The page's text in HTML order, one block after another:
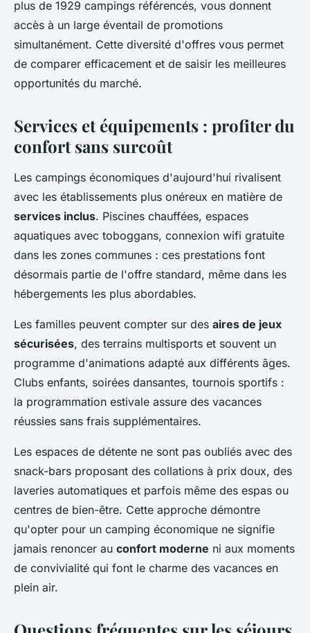
plus de 1929 campings référencés, vous donnent
accès à un large éventail de promotions
simultanément. Cette diversité d'offres vous permet
de comparer efficacement et de saisir les meilleures
opportunités du marché.
Services et équipements : profiter du
confort sans surcoût
Les campings économiques d'aujourd'hui rivalisent
avec les établissements plus onéreux en matière de
services inclus. Piscines chauffées, espaces
aquatiques avec toboggans, connexion wifi gratuite
dans les zones communes : ces prestations font
désormais partie de l'offre standard, même dans les
hébergements les plus abordables.
Les familles peuvent compter sur des aires de jeux
sécurisées, des terrains multisports et souvent un
programme d'animations adapté aux différents âges.
Clubs enfants, soirées dansantes, tournois sportifs :
la programmation estivale assure des vacances
réussies sans frais supplémentaires.
Les espaces de détente ne sont pas oubliés avec des
snack-bars proposant des collations à prix doux, des
laveries automatiques et parfois même des espas ou
centres de bien-être. Cette approche démontre
qu'opter pour un camping économique ne signifie
jamais renoncer au confort moderne ni aux moments
de convivialité qui font le charme des vacances en
plein air.